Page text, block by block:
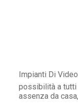
Impianti Di
possibilità a tutti
assenza da